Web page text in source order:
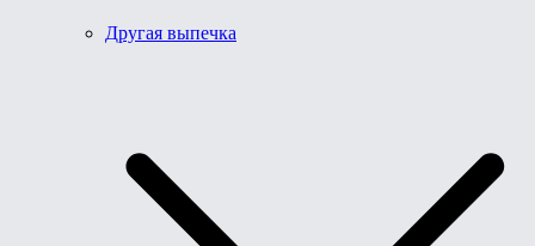
Другая выпечка